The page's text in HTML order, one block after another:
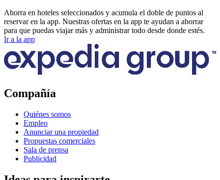
Ahorra en hoteles seleccionados y acumula el doble de puntos al
reservar en la app. Nuestras ofertas en la app te ayudan a ahorrar
para que puedas viajar más y administrar todo desde donde estés.
Ir a la app
Compañía
Quiénes somos
Empleo
Anunciar una propiedad
Propuestas comerciales
Sala de prensa
Publicidad